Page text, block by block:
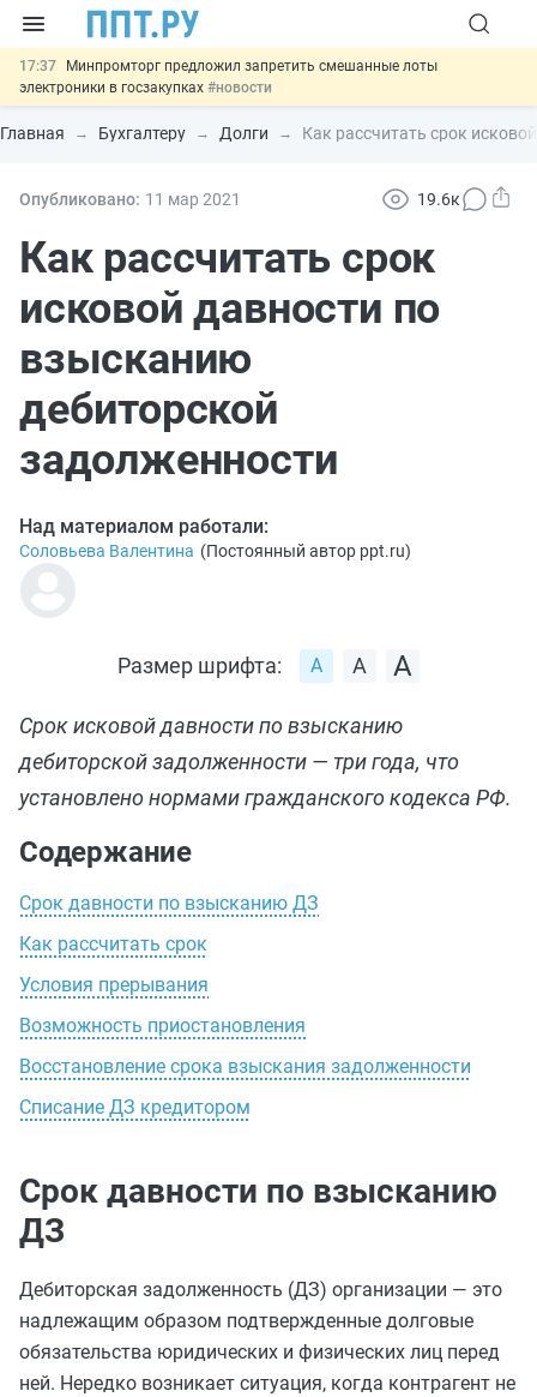
17:37
Минпромторг предложил запретить смешанные лоты
электроники в госзакупках #новости
17:13 Подписан указ об отмене спецрежима для вкладов физлиц из
недружественных стран
#новости
15:51 МВД запускает автоматическое аннулирование патента
13:48
банковской гарантией #новости
Главная Бухгалтеру Долги Как рассчитать срок
Опубликовано: 11 мар 2021 19.6к
Как рассчитать срок
исковой давности по
взысканию
дебиторской
задолженности
Над материалом работали:
Соловьева Валентина (Постоянный автор ppt.ru)
Размер шрифта:
Срок исковой давности по взысканию
дебиторской задолженности — три года, что
установлено нормами гражданского кодекса РФ.
Содержание
Срок давности по взысканию ДЗ
Как рассчитать срок
Условия прерывания
Возможность приостановления
Восстановление срока взыскания задолженности
Списание ДЗ кредитором
Срок давности по взысканию
ДЗ
Дебиторская задолженность (ДЗ) организации — это
надлежащим образом подтвержденные долговые
обязательства юридических и физических лиц перед
ней. Нередко возникает ситуация, когда контрагент не